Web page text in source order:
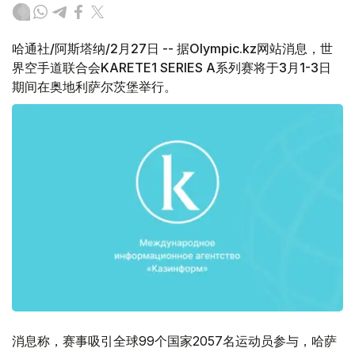
哈通社/阿斯塔纳/2月27日 -- 据Olympic.kz网站消息，世
界空手道联合会KARETE1 SERIES A系列赛将于3月1-3日
期间在奥地利萨尔茨堡举行。
消息称，赛事吸引全球99个国家2057名运动员参与，哈萨